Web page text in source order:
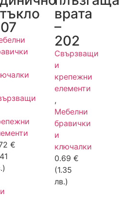
€
врата
–
202
Свързващи
и
крепежни
елементи
,
Мебелни
бравички
и
ключалки
0.69€
(1.35
лв.)